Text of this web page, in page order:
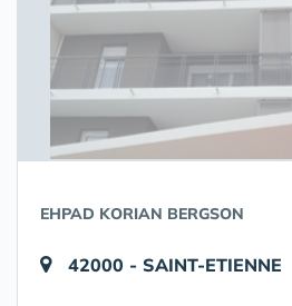
EHPAD KORIAN BERGSON
42000 - SAINT-ETIENNE